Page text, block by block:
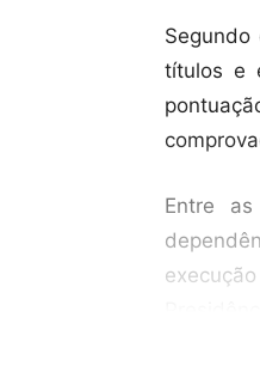
títulos e
Entre